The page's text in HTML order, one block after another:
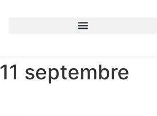
11 septembre